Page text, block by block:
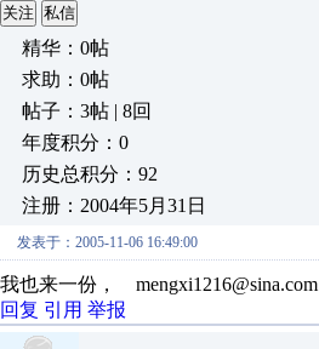
关注 私信
精华：0帖
求助：0帖
帖子：3帖 | 8回
年度积分：0
历史总积分：92
注册：2004年5月31日
发表于：2005-11-06 16:49:00
我也来一份， mengxi1216@sina.com
回复 引用 举报